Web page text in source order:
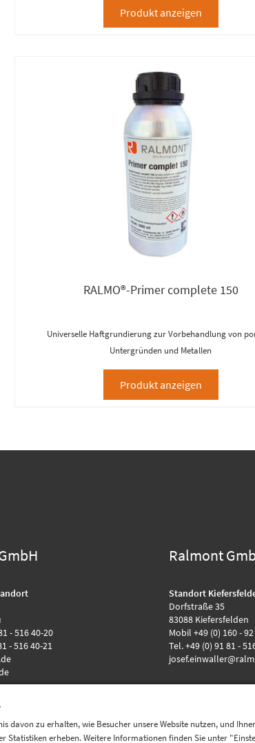
Produkt anzeigen
RALMO®-Primer complete 150
Universelle Haftgrundierung zur Vorbehandlung von
Untergründen und Metallen
Produkt anzeigen
- 516 40-20
- 516 40-21
Ralmont
Standort
Dorfstraße 35
83088 Kiefersfelden
Mobil +49 (0) 160 -
Tel. +49 (0) 91 81 -
davon zu erhalten, wie Besucher unsere Website nutzen, und
Statistiken erheben. Weitere Informationen finden Sie unter